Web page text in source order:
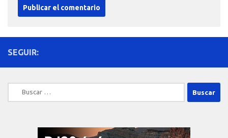
SEGUIR:
Buscar: